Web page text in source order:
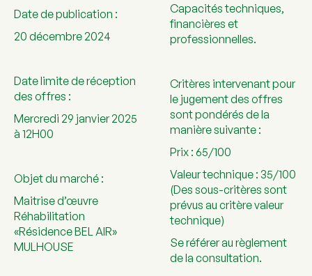
Date de publication :
20 décembre 2024
Date limite de réception
des offres :
Mercredi 29 janvier 2025
à 12H00
Objet du marché :
Maitrise d’œuvre
Réhabilitation
«Résidence BEL AIR»
MULHOUSE
Capacités techniques,
financières et
professionnelles.
Critères intervenant pour
le jugement des offres
sont pondérés de la
manière suivante :
Prix : 65/100
Valeur technique : 35/100
(Des sous-critères sont
prévus au critère valeur
technique)
Se référer au règlement
de la consultation.